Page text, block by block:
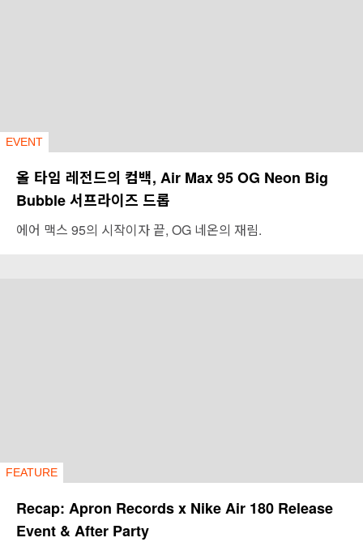
EVENT
올 타임 레전드의 컴백, Air Max 95 OG Neon Big
Bubble 서프라이즈 드롭
에어 맥스 95의 시작이자 끝, OG 네온의 재림.
FEATURE
Recap: Apron Records x Nike Air 180 Release
Event & After Party